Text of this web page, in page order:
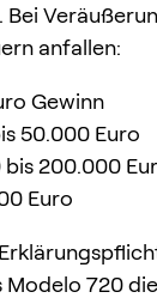
anfallen:
Gewinn
50.000 Euro
bis 200.000
Euro
720